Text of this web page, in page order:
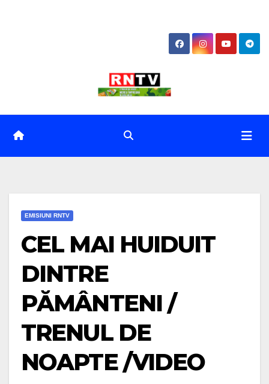
EMISIUNI RNTV
CEL MAI HUIDUIT
DINTRE
PĂMÂNTENI /
TRENUL DE
NOAPTE /VIDEO